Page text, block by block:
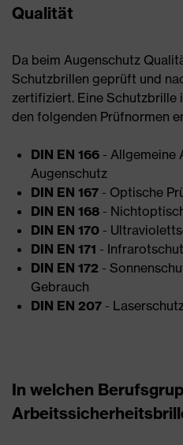
Qualität
Da beim Augenschutz
Schutzbrillen geprüft und
zertifiziert. Eine Schutzbrille
den folgenden Prüfnormen
DIN EN 166 - Allgemeine
Augenschutz
DIN EN 167 - Optische
DIN EN 168 -
DIN EN 170 -
DIN EN 171 -
DIN EN 172 -
Gebrauch
DIN EN 207 -
In welchen